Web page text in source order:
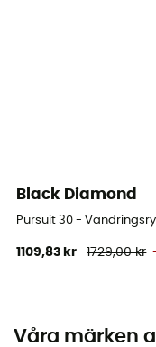
Black Diamond
Pursuit 30 -
1109,83 kr 1729,00 kr
Våra märken